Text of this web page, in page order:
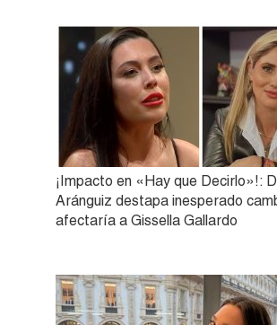
¡Impacto en «Hay que Decirlo»!:
Aránguiz destapa inesperado
afectaría a Gissella Gallardo